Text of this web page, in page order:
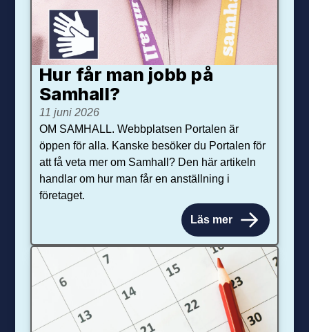
Hur får man jobb på
Samhall?
11 juni 2026
OM SAMHALL. Webbplatsen Portalen är
öppen för alla. Kanske besöker du Portalen för
att få veta mer om Samhall? Den här artikeln
handlar om hur man får en anställning i
företaget.
Läs mer